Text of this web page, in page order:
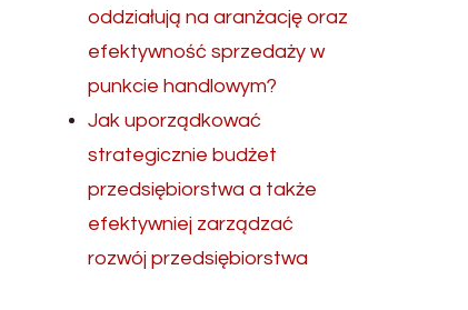
oddziałują na aranżację oraz
efektywność sprzedaży w
punkcie handlowym?
Jak uporządkować
strategicznie budżet
przedsiębiorstwa a także
efektywniej zarządzać
rozwój przedsiębiorstwa